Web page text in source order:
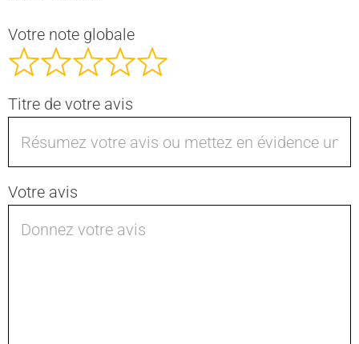
Votre note globale
Titre de votre avis
Votre avis